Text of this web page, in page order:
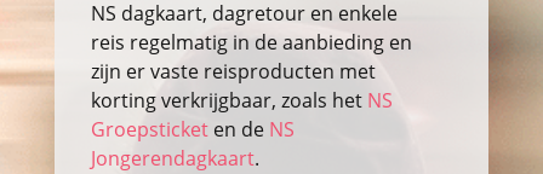
NS dagkaart, dagretour en enkele
reis regelmatig in de aanbieding en
zijn er vaste reisproducten met
korting verkrijgbaar, zoals het NS
Groepsticketen de NS
Jongerendagkaart.